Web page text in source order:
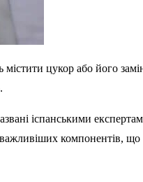
містити цукор або його
іспанськими
компонентів, що